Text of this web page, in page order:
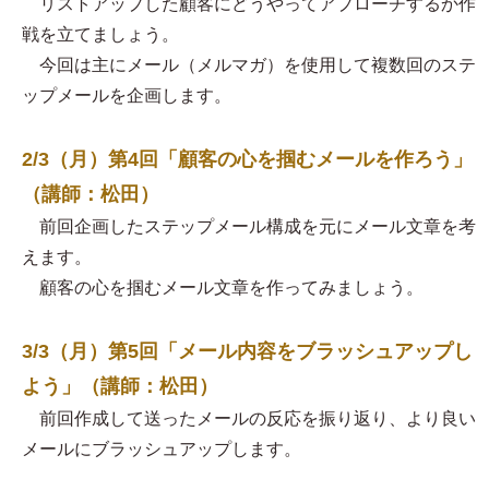
リストアップした顧客にどうやってアプローチするか作
戦を立てましょう。
今回は主にメール（メルマガ）を使用して複数回のステ
ップメールを企画します。
2/3（月）第4回「顧客の心を掴むメールを作ろう」
（講師：松田）
前回企画したステップメール構成を元にメール文章を考
えます。
顧客の心を掴むメール文章を作ってみましょう。
3/3（月）第5回「メール内容をブラッシュアップし
よう」（講師：松田）
前回作成して送ったメールの反応を振り返り、より良い
メールにブラッシュアップします。